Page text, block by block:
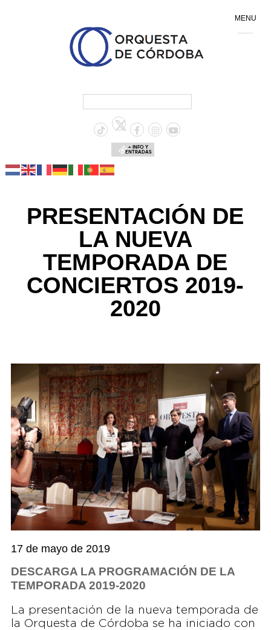
+ INFO Y
ENTRADAS
PRESENTACIÓN DE
LA NUEVA
TEMPORADA DE
CONCIERTOS 2019-
2020
17 de mayo de 2019
DESCARGA LA PROGRAMACIÓN DE LA
TEMPORADA 2019-2020
La presentación de la nueva temporada de
la Orquesta de Córdoba se ha iniciado con
MENU